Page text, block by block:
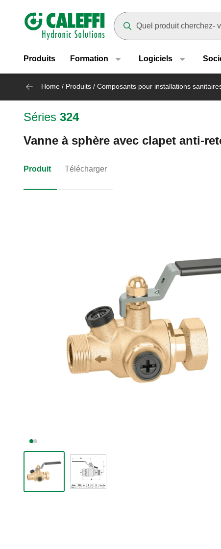
Header main navigation
Produits Formation Logiciels
Home / Produits / Composants pour installations
Séries 324
Vanne à sphère avec clapet anti-
Produit Télécharger